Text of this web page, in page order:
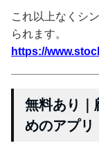
これ以上なくシ
られます。
https://
無料あり｜
めのアプリ